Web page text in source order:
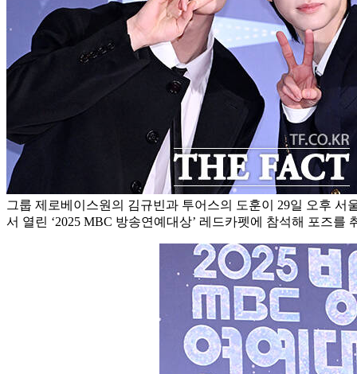
그룹 제로베이스원의 김규빈과 투어스의 도훈이 29일 오후 서
서 열린 ‘2025 MBC 방송연예대상’ 레드카펫에 참석해 포즈를